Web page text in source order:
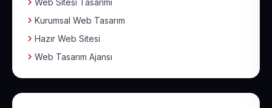
Web Sitesi Tasarımı
Kurumsal Web Tasarım
Hazır Web Sitesi
Web Tasarım Ajansı